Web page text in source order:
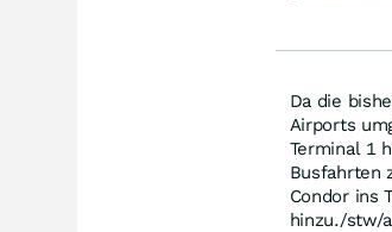
Da die
Airports
Terminal 1
Busfahrten
Condor ins
hinzu./stw/